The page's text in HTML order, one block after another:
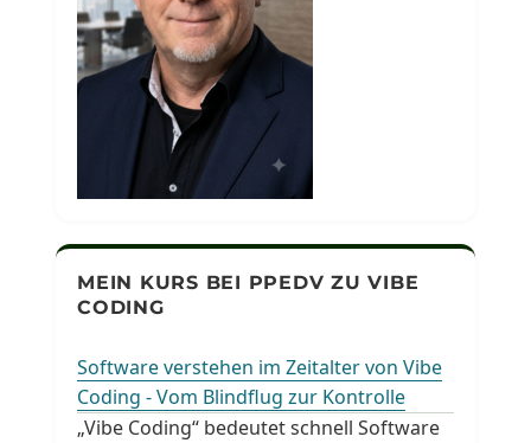
MEIN KURS BEI PPEDV ZU VIBE
CODING
Software verstehen im Zeitalter von Vibe
Coding - Vom Blindflug zur Kontrolle
„Vibe Coding“ bedeutet schnell Software